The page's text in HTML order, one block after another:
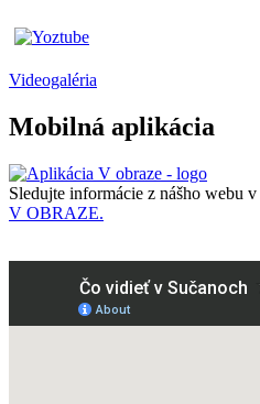
Videogaléria
Mobilná aplikácia
Sledujte informácie z nášho webu v
V OBRAZE.